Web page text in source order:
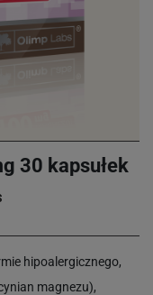
30 kapsułek
hipoalergicznego,
magnezu),